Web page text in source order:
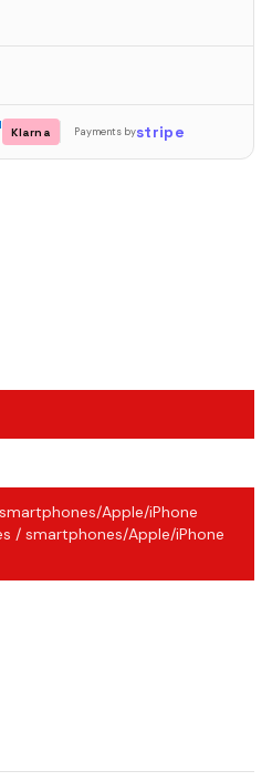
Klarna Payments bystripe
Apple/iPhone
/ smartphones/Apple/iPhone